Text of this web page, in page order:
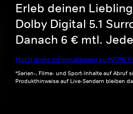
Erleb deinen
Dolby Digital 5.1
Danach 6 € mtl.
Noch mehr Informationen zu WOW
*Serien-, Filme- und Sport-Inhalte auf Abruf
Produkthinweise auf Live-Sendern bleiben